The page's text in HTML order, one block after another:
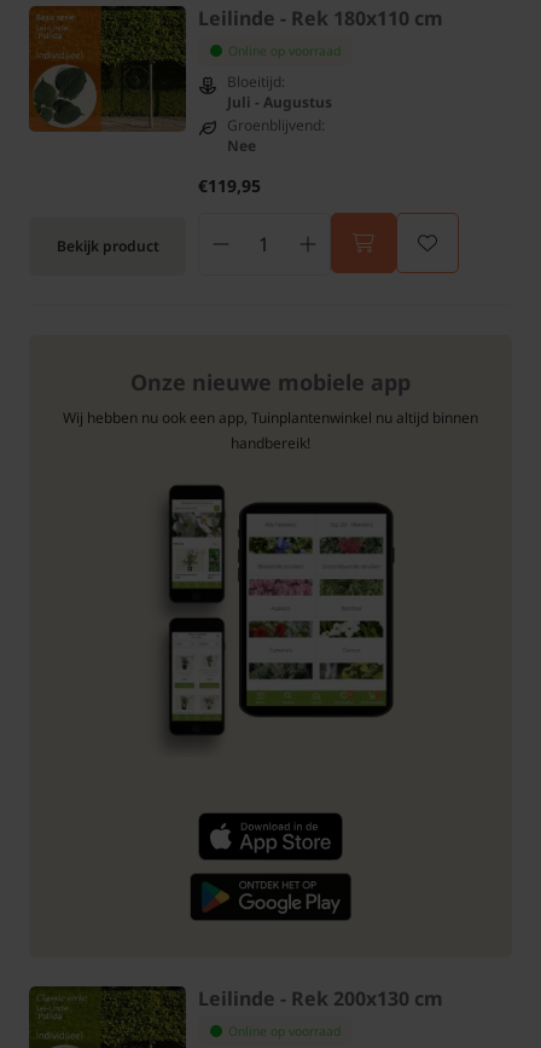
Bekijk product
Leilinde - Rek 180x110 cm
Online op voorraad
Bloeitijd:
Juli - Augustus
Groenblijvend:
Nee
€119,95
Onze nieuwe mobiele app
Wij hebben nu ook een app, Tuinplantenwinkel nu altijd binnen
handbereik!
Leilinde - Rek 200x130 cm
Online op voorraad